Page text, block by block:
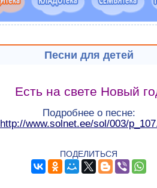
Песни для детей
Есть на свете Новый
Подробнее о песне:
http://www.solnet.ee/sol/003/
ПОДЕЛИТЬСЯ